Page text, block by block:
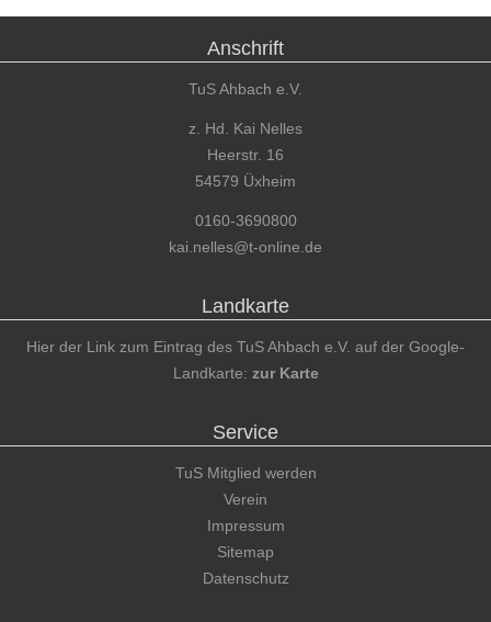
Anschrift
TuS Ahbach e.V.
z. Hd. Kai Nelles
Heerstr. 16
54579 Üxheim
0160-3690800
kai.nelles@t-online.de
Landkarte
Hier der Link zum Eintrag des TuS Ahbach e.V. auf der Google-
Landkarte: zur Karte
Service
TuS Mitglied werden
Verein
Impressum
Sitemap
Datenschutz